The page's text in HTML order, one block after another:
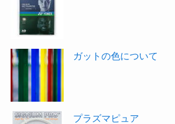
ガットの色について
プラズマピュア